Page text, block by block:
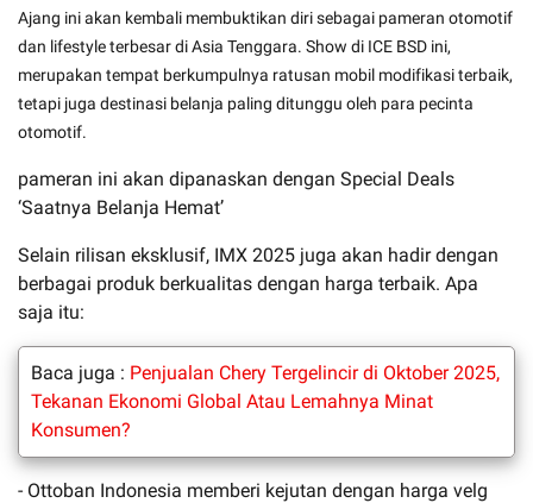
Ajang ini akan kembali membuktikan diri sebagai pameran otomotif
dan lifestyle terbesar di Asia Tenggara. Show di ICE BSD ini,
merupakan tempat berkumpulnya ratusan mobil modifikasi terbaik,
tetapi juga destinasi belanja paling ditunggu oleh para pecinta
otomotif.
pameran ini akan dipanaskan dengan Special Deals
‘Saatnya Belanja Hemat’
Selain rilisan eksklusif, IMX 2025 juga akan hadir dengan
berbagai produk berkualitas dengan harga terbaik. Apa
saja itu:
Baca juga : Penjualan Chery Tergelincir di Oktober 2025,
Tekanan Ekonomi Global Atau Lemahnya Minat
Konsumen?
- Ottoban Indonesia memberi kejutan dengan harga velg